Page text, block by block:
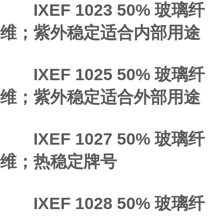
IXEF 1023 50% 玻璃纤
维；紫外稳定适合内部用途
IXEF 1025 50% 玻璃纤
维；紫外稳定适合外部用途
IXEF 1027 50% 玻璃纤
维；热稳定牌号
IXEF 1028 50% 玻璃纤